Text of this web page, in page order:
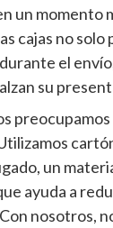
un momento
cajas no
el
su
un
ayuda a
nosotros,